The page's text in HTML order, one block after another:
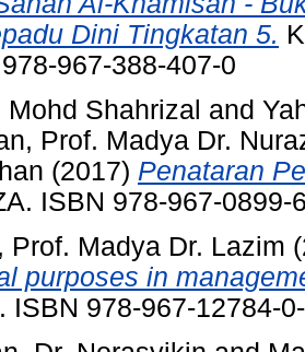
Dini Tingkatan 5.
967-388-407-0
Mohd Shahrizal and
Prof. Madya Dr.
(2017) Penataran
ISBN 978-967-0899-
Prof. Madya Dr. Lazim
purposes in
ISBN 978-967-12784-